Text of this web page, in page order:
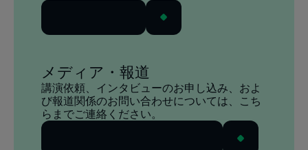
メディア・報道
講演依頼、インタビューのお申し込み、およ
び報道関係のお問い合わせについては、こち
らまでご連絡ください。